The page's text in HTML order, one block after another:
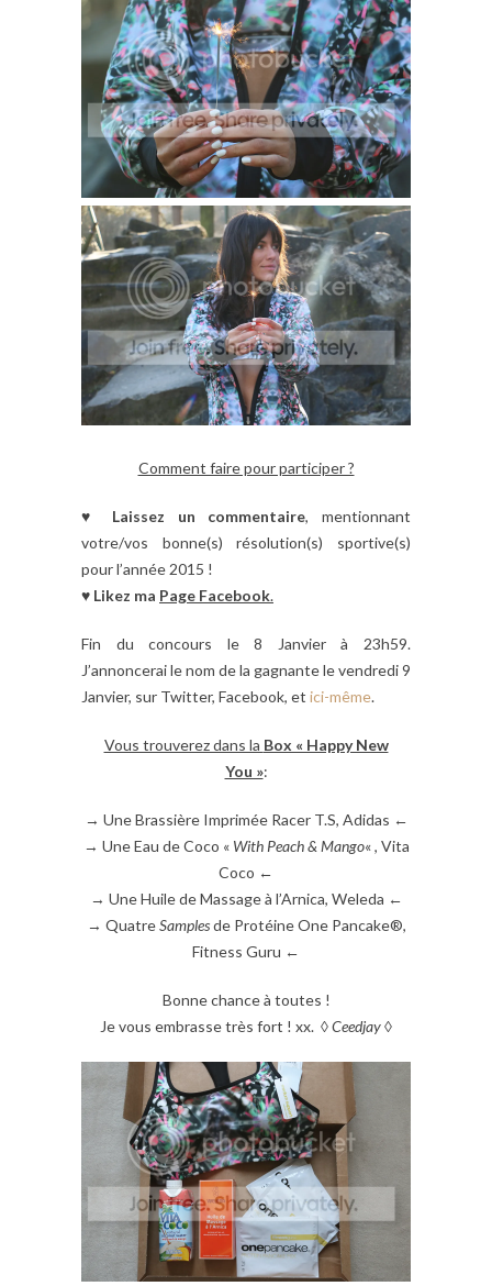
Comment faire pour participer ?
♥ Laissez un commentaire, mentionnant
votre/vos bonne(s) résolution(s) sportive(s)
pour l’année 2015 !
♥ Likez ma Page Facebook.
Fin du concours le 8 Janvier à 23h59.
J’annoncerai le nom de la gagnante le vendredi 9
Janvier, sur Twitter, Facebook, et ici-même.
Vous trouverez dans la Box « Happy New
You »:
→ Une Brassière Imprimée Racer T.S, Adidas ←
→ Une Eau de Coco « With Peach & Mango« , Vita
Coco ←
→ Une Huile de Massage à l’Arnica, Weleda ←
→ QuatreSamplesde Protéine One Pancake®,
Fitness Guru ←
Bonne chance à toutes !
Je vous embrasse très fort ! xx. ◊Ceedjay◊